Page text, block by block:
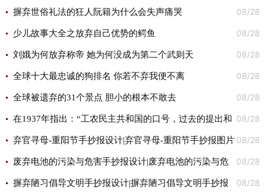
08/28
摒弃世俗礼法的狂人阮籍为什么会失声痛哭
08/28
少儿故事大全之放弃自己优势的鳄鱼
08/28
刘娥为何放弃称帝 她为何没成为第二个武则天
08/28
全球十大最忠诚的狗排名 你若不弃我便不离
08/28
全球被遗弃的31个景点 胆小的根本不敢去
08/28
在1937年指出：“工农民主共和国的口号，过去的提出和
今天的放弃，都是正确的”。试结合1927—1937年中国革命的实
践，概要论证毛泽…
08/28
弃官寻母-重阳节手抄报设计|弃官寻母-重阳节手抄报图片
08/28
废弃电池的污染与危害手抄报设计|废弃电池的污染与危
害手抄报图片 08/28
摒弃陋习倡导文明手抄报设计|摒弃陋习倡导文明手抄报